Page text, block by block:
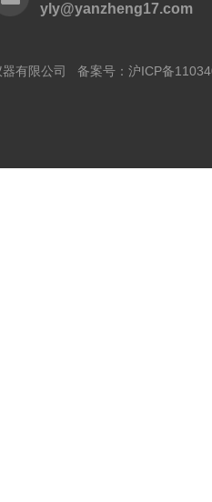
yly@yanzheng17.com
有限公司 备案号： 沪ICP备